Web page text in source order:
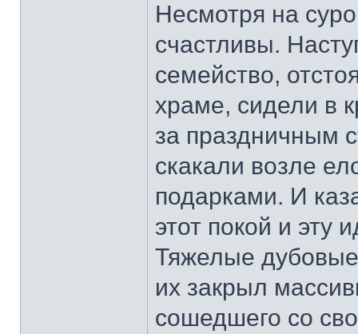
Несмотря на
счастливы.
семейство,
храме, сидели в
за праздничным
скакали возле
подарками. И
этот покой и
Тяжелые
их закрыл
сошедшего со